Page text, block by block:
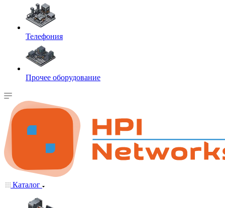
Телефония
Прочее оборудование
Каталог